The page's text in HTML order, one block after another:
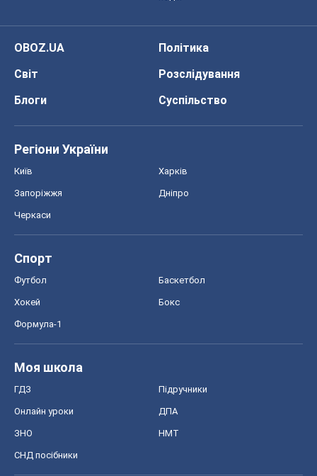
OBOZ.UA
Політика
Світ
Розслідування
Блоги
Суспільство
Регіони України
Київ Харків
Запоріжжя Дніпро
Черкаси
Спорт
Футбол Баскетбол
Хокей Бокс
Формула-1
Моя школа
ГДЗ Підручники
Онлайн уроки ДПА
ЗНО НМТ
СНД посібники